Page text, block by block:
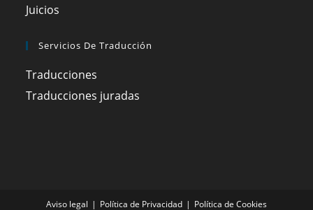
Juicios
Servicios De Traducción
Traducciones
Traducciones juradas
Aviso legal Política de Privacidad Política de Cookies